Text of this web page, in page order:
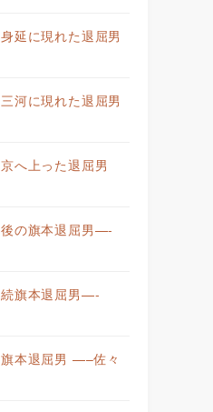
延に現れた退屈男
河に現れた退屈男
へ上った退屈男
の旗本退屈男—-
旗本退屈男—-
本退屈男 —–佐々